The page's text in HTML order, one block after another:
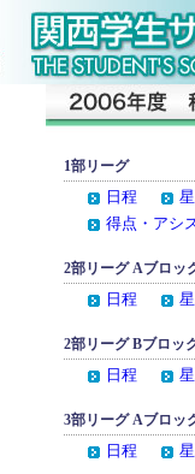
1部リーグ
日程
得点・アシ
2部リーグ Aブロッ
日程
2部リーグ Bブロッ
日程
3部リーグ Aブロッ
日程